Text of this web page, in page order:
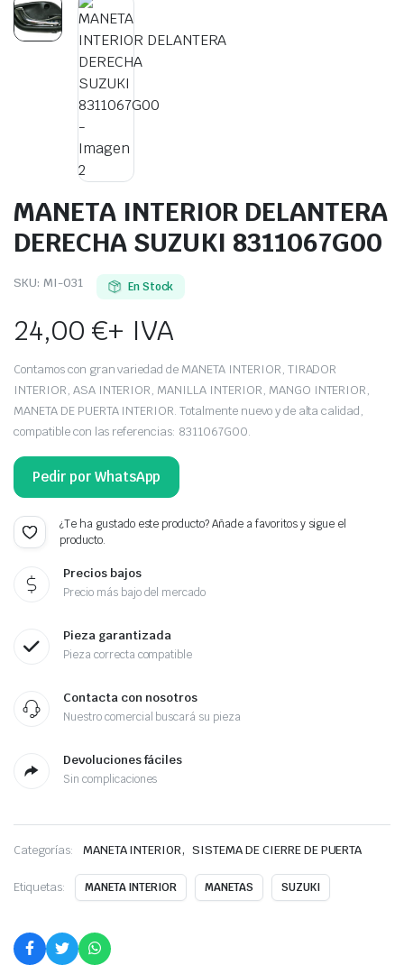
functions.phpon line
: Trying to access array offset on value of type
MANETA INTERIOR DELANTERA
DERECHA SUZUKI 8311067G00
SKU: MI-031 En Stock
24,00€+ IVA
Contamos con gran variedad de MANETA INTERIOR, TIRADOR
INTERIOR, ASA INTERIOR, MANILLA INTERIOR, MANGO INTERIOR,
MANETA DE PUERTA INTERIOR. Totalmente nuevo y de alta calidad,
compatible con las referencias: 8311067G00.
Pedir por WhatsApp
¿Te ha gustado este producto? Añade a favoritos y sigue el
producto.
Precios bajos
Precio más bajo del mercado
Pieza garantizada
Pieza correcta compatible
Contacta con nosotros
Nuestro comercial buscará su pieza
Devoluciones fáciles
Sin complicaciones
Categorías: MANETA INTERIOR, SISTEMA DE CIERRE DE PUERTA
Etiquetas: MANETA INTERIOR MANETAS SUZUKI